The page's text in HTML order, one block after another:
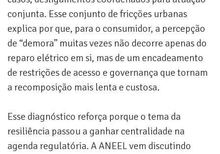
conjunta. Esse conjunto de fricções urbanas
explica por que, para o consumidor, a percepção
de “demora” muitas vezes não decorre apenas do
reparo elétrico em si, mas de um encadeamento
de restrições de acesso e governança que tornam
a recomposição mais lenta e custosa.
Esse diagnóstico reforça porque o tema da
resiliência passou a ganhar centralidade na
agenda regulatória. A ANEEL vem discutindo